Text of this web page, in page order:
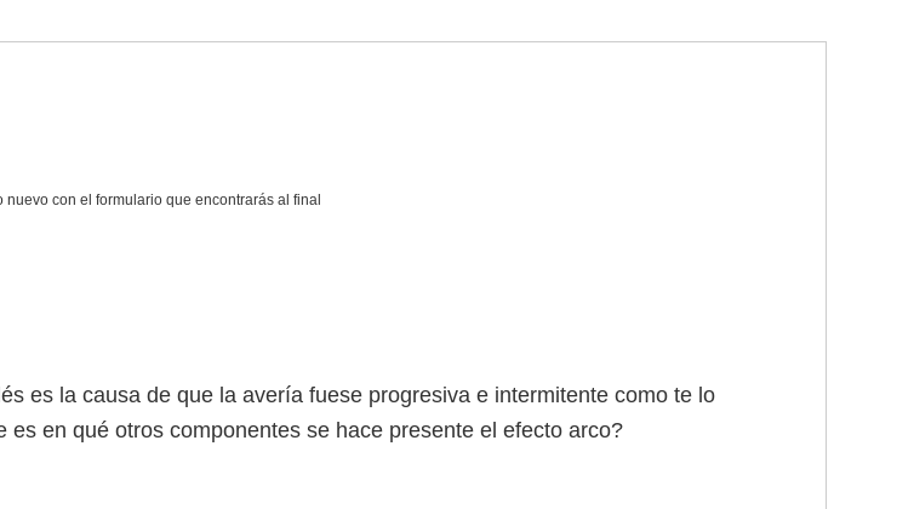
es la causa de que la avería fuese progresiva e intermitente como te lo
en qué otros componentes se hace presente el efecto arco?